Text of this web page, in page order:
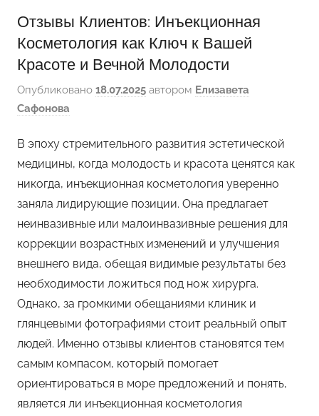
Отзывы Клиентов: Инъекционная
Косметология как Ключ к Вашей
Красоте и Вечной Молодости
Опубликовано 18.07.2025 автором Елизавета
Сафонова
В эпоху стремительного развития эстетической
медицины, когда молодость и красота ценятся как
никогда, инъекционная косметология уверенно
заняла лидирующие позиции. Она предлагает
неинвазивные или малоинвазивные решения для
коррекции возрастных изменений и улучшения
внешнего вида, обещая видимые результаты без
необходимости ложиться под нож хирурга.
Однако, за громкими обещаниями клиник и
глянцевыми фотографиями стоит реальный опыт
людей. Именно отзывы клиентов становятся тем
самым компасом, который помогает
ориентироваться в море предложений и понять,
является ли инъекционная косметология